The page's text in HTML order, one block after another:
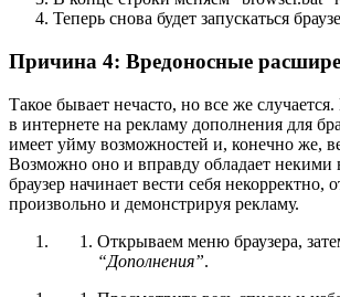
Теперь снова будет запускаться
Причина 4: Вредоносные
Такое бывает нечасто, но все же
в интернете на рекламу дополнения для
имеет уйму возможностей и, конечно же,
Возможно оно и вправду обладает некими
браузер начинает вести себя некорректно,
произвольно и демонстрируя рекламу.
Открываем меню браузера,
“Дополнения”.